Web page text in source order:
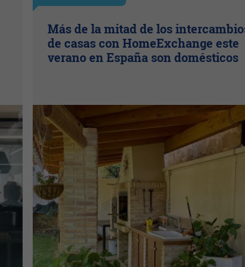
Más de la mitad de los
de casas con HomeExchange este
verano en España son domésticos